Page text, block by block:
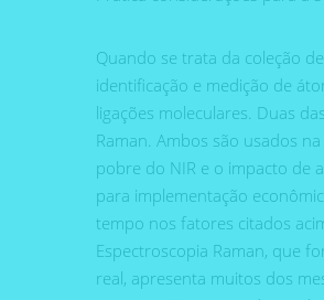
Quando se trata da coleção
identificação e medição de
ligações moleculares. Duas
Raman. Ambos são usados
pobre do NIR e o impacto de
para implementação
tempo nos fatores citados
Espectroscopia Raman, que
real, apresenta muitos dos